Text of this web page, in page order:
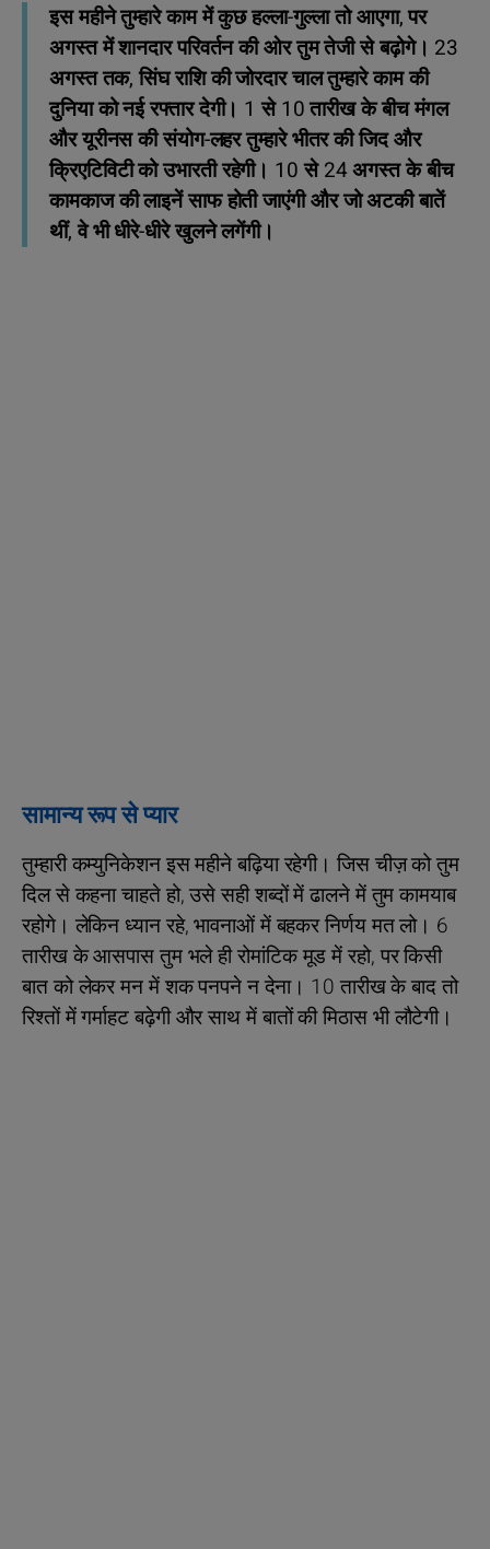
इस महीने तुम्हारे काम में कुछ हल्ला-गुल्ला तो आएगा, पर
अगस्त में शानदार परिवर्तन की ओर तुम तेजी से बढ़ोगे। 23
अगस्त तक, सिंघ राशि की जोरदार चाल तुम्हारे काम की
दुनिया को नई रफ्तार देगी। 1 से 10 तारीख के बीच मंगल
और यूरीनस की संयोग-लहर तुम्हारे भीतर की जिद और
क्रिएटिविटी को उभारती रहेगी। 10 से 24 अगस्त के बीच
कामकाज की लाइनें साफ होती जाएंगी और जो अटकी बातें
थीं, वे भी धीरे-धीरे खुलने लगेंगी।
सामान्य रूप से प्यार
तुम्हारी कम्युनिकेशन इस महीने बढ़िया रहेगी। जिस चीज़ को तुम
दिल से कहना चाहते हो, उसे सही शब्दों में ढालने में तुम कामयाब
रहोगे। लेकिन ध्यान रहे, भावनाओं में बहकर निर्णय मत लो। 6
तारीख के आसपास तुम भले ही रोमांटिक मूड में रहो, पर किसी
बात को लेकर मन में शक पनपने न देना। 10 तारीख के बाद तो
रिश्तों में गर्माहट बढ़ेगी और साथ में बातों की मिठास भी लौटेगी।